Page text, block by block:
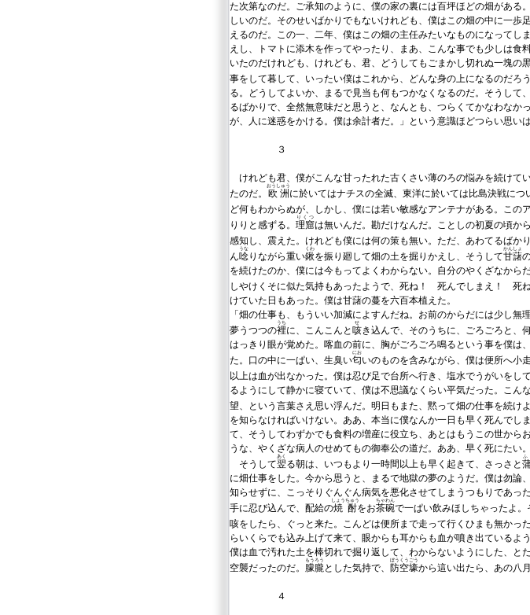
た次第なのだ。ご承知のように、僕の家の裏には百坪ほどの畑があ
しいのだ。そのせいばかりでもないけれども、僕はこの畑の中に一
えるのだ。この一、二年、僕はこの畑の主任みたいなものになって
えし、トマトに添木を作ってやったり、まあ、こんな事でも少しは
いたのだけれども、けれども、君、どうしてもごまかし切れぬ一塊
事をして暮して、いったい僕はこれから、どんな身の上になるのだろ
る。どうしてよいか、まるで見当も何もつかなくなるのだ。そうし
るばかりで、全然無意味だと思うと、なんとも、つらくてかなわな
が、人に迷惑をかける。僕は余計者だ。」という意識ほどつらい思い
３
けれども君、僕がこんな甘ったれた古くさい薄のろの悩みを続けて
たのだ。
欧洲
おうしゅう
に於いてはナチスの全滅、東洋に於いては比島決戦につ
ど何もわからぬが、しかし、僕には若い敏感なアンテナがある。この
りりと感ずる。 理窟
りくつ
は無いんだ。勘だけなんだ。ことしの初夏の頃か
感知し、震えた。けれども僕には何の策も無い。ただ、あわてるばか
ん唸
うな
りながら重い鍬
くわ
を振り廻して畑の土を掘りかえし、そうして甘藷
かんしょ
を続けたのか、僕には今もってよくわからない。自分のやくざなか
しやけくそに似た気持もあったようで、死ね！ 死んでしまえ！
けていた日もあった。僕は甘藷の蔓を六百本植えた。
「畑の仕事も、もういい加減によすんだね。お前のからだには少し
夢うつつの裡
うち
に、こんこんと咳
せ
き込んで、そのうちに、ごろごろと、
はっきり眼が覚めた。喀血の前に、胸がごろごろ鳴るという事を僕
た。口の中に一ぱい、生臭い匂
にお
いのものを含みながら、僕は便所へ小
以上は血が出なかった。僕は忍び足で台所へ行き、塩水でうがいをし
るようにして静かに寝ていて、僕は不思議なくらい平気だった。こ
望、という言葉さえ思い浮んだ。明日もまた、黙って畑の仕事を続け
を知らなければいけない。ああ、本当に僕なんか一日も早く死んで
て、そうしてわずかでも食料の増産に役立ち、あとはもうこの世か
うな、やくざな病人のせめてもの御奉公の道だ。ああ、早く死にたい。
そうして翌
あく
る朝は、いつもより一時間以上も早く起きて、さっさと
ふ
に畑仕事をした。今から思うと、まるで地獄の夢のようだ。僕は勿
知らせずに、こっそりぐんぐん病気を悪化させてしまうつもりであ
手に忍び込んで、配給の焼酎
しょうちゅう
をお茶碗
ちゃわん
で一ぱい飲みほしちゃったよ
咳をしたら、ぐっと来た。こんどは便所まで走って行くひまも無かった
らいくらでも込み上げて来て、眼からも耳からも血が噴き出ているよ
僕は血で汚れた土を棒切れで掘り返して、わからないようにした、
空襲だったのだ。 朦朧
もうろう
とした気持で、 防空壕
ぼうくうごう
から這い出たら、あの八
４